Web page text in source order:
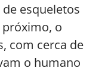
esqueletos
o
com cerca de
o humano